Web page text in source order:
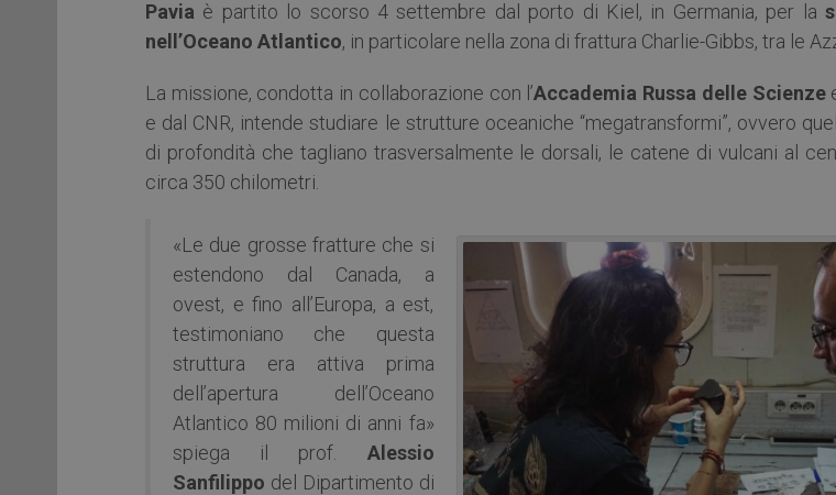
Pavia è partito lo scorso 4 settembre dal porto di Kiel, in Germania, per la
nell’Oceano Atlantico, in particolare nella zona di frattura Charlie-Gibbs, tra le
La missione, condotta in collaborazione con l’Accademia Russa delle Scienze
e dal CNR, intende studiare le strutture oceaniche “megatransformi”, ovvero
di profondità che tagliano trasversalmente le dorsali, le catene di vulcani al
circa 350 chilometri.
«Le due grosse fratture che si
estendono dal Canada, a
ovest, e fino all’Europa, a est,
testimoniano che questa
struttura era attiva prima
dell’apertura dell’Oceano
Atlantico 80 milioni di anni fa»
spiega il prof.
Alessio
Sanfilippo del Dipartimento di